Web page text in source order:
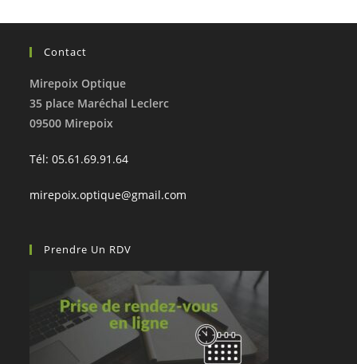
Contact
Mirepoix Optique
35 place Maréchal Leclerc
09500 Mirepoix
Tél: 05.61.69.91.64
mirepoix.optique@gmail.com
Prendre Un RDV